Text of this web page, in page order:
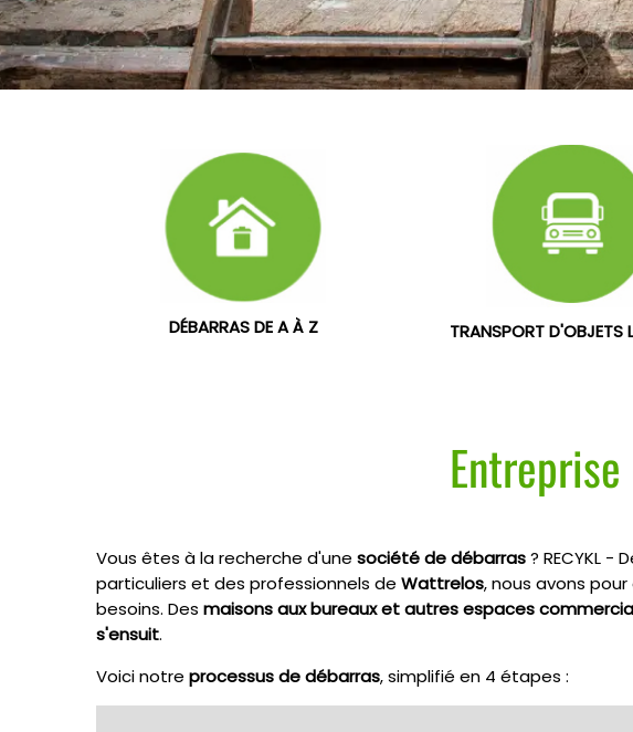
DÉBARRAS DE A À Z TRANSPORT D'OBJETS
Vous êtes à la recherche d'une société de débarras? RECYKL
particuliers et des professionnels de Wattrelos, nous avons
besoins. Des maisons aux bureaux et autres espaces
s'ensuit.
Voici notre processus de débarras, simplifié en 4 étapes :